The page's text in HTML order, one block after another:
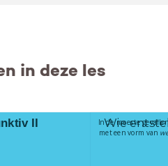
in deze les
II Wie
In de meeste
met een vorm van